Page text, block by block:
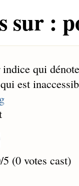
sur :
qui
est
/5 (0 votes cast)